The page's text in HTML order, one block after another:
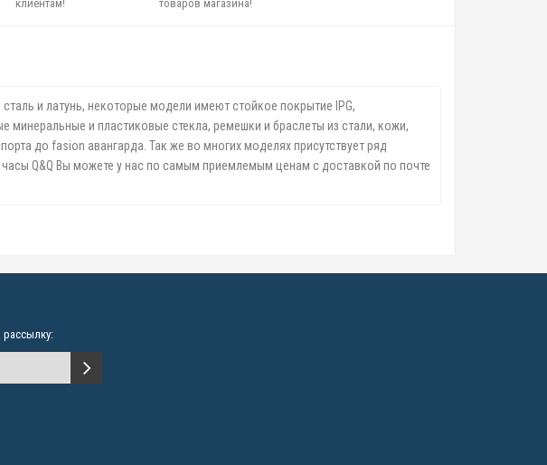
клиентам!
товаров магазина!
и латунь, некоторые модели имеют стойкое покрытие IPG,
и пластиковые стекла, ремешки и браслеты из стали, кожи,
до fasion авангарда. Так же во многих моделях присутствует ряд
Q&Q Вы можете у нас по самым приемлемым ценам с доставкой по почте
рассылку: